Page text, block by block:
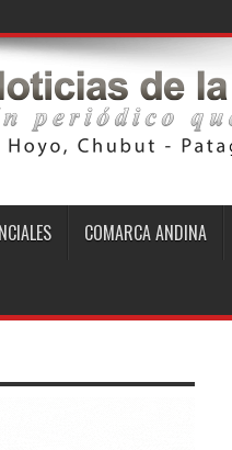
COMARCA ANDINA